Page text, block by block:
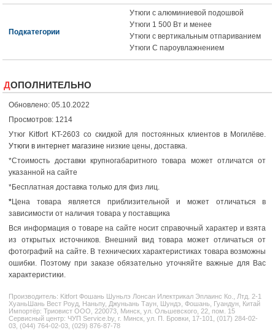
Подкатегории
Утюги с алюминиевой подошвой
Утюги 1 500 Вт и менее
Утюги с вертикальным отпариванием
Утюги С пароувлажнением
ДОПОЛНИТЕЛЬНО
Обновлено: 05.10.2022
Просмотров: 1214
Утюг Kitfort KT-2603 со скидкой для постоянных клиентов в Могилёве.
Утюги в интернет магазине низкие цены, доставка.
*Стоимость доставки крупногабаритного товара может отличатся от
указанной на сайте
*Бесплатная доставка только для физ лиц.
*Цена товара является приблизительной и может отличаться в
зависимости от наличия товара у поставщика
Вся информация о товаре на сайте носит справочный характер и взята
из открытых источников. Внешний вид товара может отличаться от
фотографий на сайте. В технических характеристиках товара возможны
ошибки. Поэтому при заказе обязательно уточняйте важные для Вас
характеристики.
Производитель: Kitfort Фошань Шуньлэ Лонсан Илектрикал Эплаинс Ко., Лтд. 2-1
ХуаньШань Вест Роуд, Наньпу, Джуньань Таун, Шундэ, Фошань, Гуандун, Китай
Импортёр: Триовист ООО, 220073, Минск, ул. Ольшевского, 22, пом. 15
Сервисный центр: ЧУП Service.by, г. Минск, ул. П. Бровки, 17-101, (017) 284-02-
03, (044) 764-02-03, (029) 876-87-78